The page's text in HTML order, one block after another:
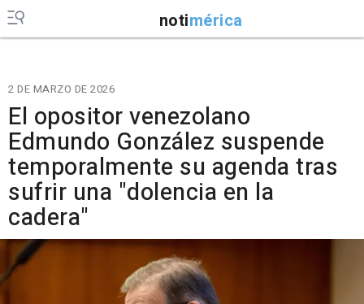
notimérica
2 DE MARZO DE 2026
El opositor venezolano
Edmundo González suspende
temporalmente su agenda tras
sufrir una "dolencia en la
cadera"